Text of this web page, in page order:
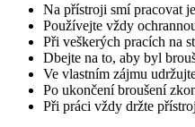
Na přístroji smí pracovat
Používejte vždy
Při veškerých pracích na
Dbejte na to, aby byl
Ve vlastním zájmu
Po ukončení broušení
Při práci vždy držte